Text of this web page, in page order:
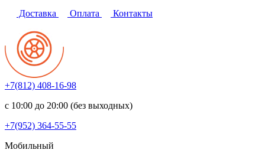
Доставка Оплата Контакты
+7(812) 408-16-98
с 10:00 до 20:00 (без выходных)
+7(952) 364-55-55
Мобильный